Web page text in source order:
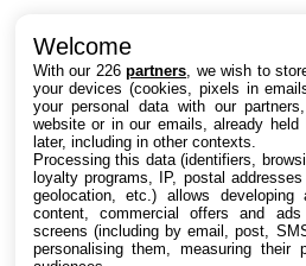
Intéressant ? Partagez
Welcome
With our 226partners , we wish to
your devices (cookies, pixels in
your personal data with our
website or in our emails, already
later, including in other contexts.
Processing this data (identifiers,
loyalty programs, IP, postal
geolocation, etc.) allows developing
content, commercial offers and
screens (including by email, post,
personalising them, measuring their